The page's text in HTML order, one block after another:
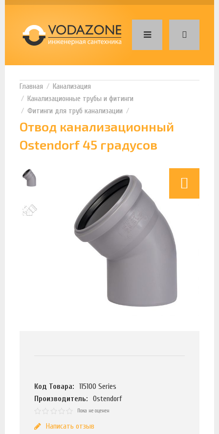
Канализация
Канализационные трубы и фитинги
Фитинги для труб канализации
Отвод канализационный
Ostendorf 45 градусов
Код Товара:
115100 Series
Производитель:
Ostendorf
Пока не оценен
Написать отзыв